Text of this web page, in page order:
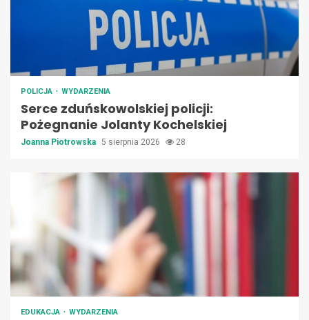
POLICJA WYDARZENIA
Serce zduńskowolskiej policji:
Pożegnanie Jolanty Kochelskiej
Joanna Piotrowska 5 sierpnia 2026 28
EDUKACJA WYDARZENIA